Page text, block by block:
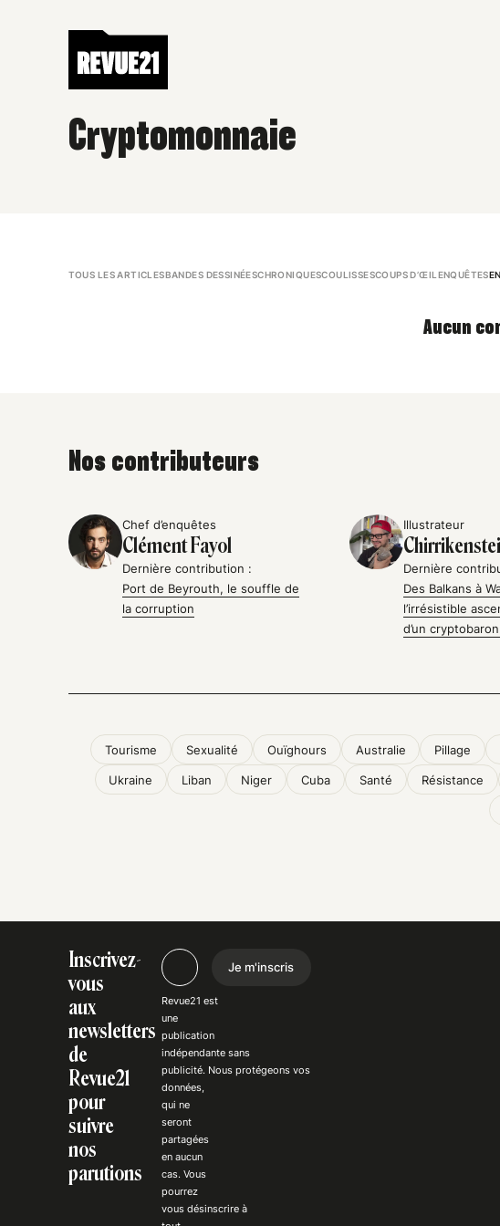
Cryptomonnaie
TOUS LES ARTICLESBANDES DESSINÉESCHRONIQUESCOULISSESCOUPS D’ŒIL ENQUÊTES
Aucun
Nos contributeurs
Chef d’enquêtes
Clément Fayol
Dernière contribution :
Port de Beyrouth, le souffle de
la corruption
Illustrateur
Dernière
Des Balkans à
l’irrésistible
d’un
Tourisme Sexualité Ouïghours Australie Pillage
Ukraine Liban Niger Cuba Santé Résistance
Inscrivez-
vous
aux
newsletters
de
Revue21
pour
suivre
nos
parutions
Je m'inscris
Revue21 est
une
publication
indépendantesans
publicité. Nousprotégeons vos
données,
qui ne
seront
partagées
en aucun
cas. Vous
pourrez
vousdésinscrire à